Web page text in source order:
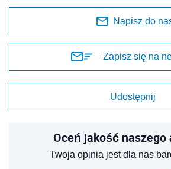
Napisz do
Zapisz się na
Udostępnij
Oceń jakość naszego
Twoja opinia jest dla nas